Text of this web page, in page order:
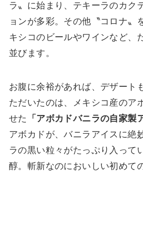
ラ〟に始まり、テキーラのカク
ョンが多彩。その他〝コロナ〟
キシコのビールやワインなど、
並びます。
お腹に余裕があれば、デザート
ただいたのは、メキシコ産のア
せた
「アボカドバニラの自家製
アボカドが、バニラアイスに絶
ラの黒い粒々がたっぷり入って
醇。斬新なのにおいしい初めて